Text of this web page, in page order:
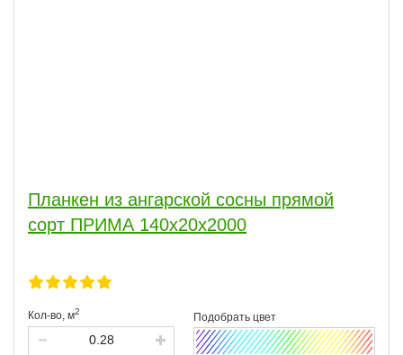
Планкен из ангарской сосны прямой
сорт ПРИМА 140x20x2000
Кол-во, м2